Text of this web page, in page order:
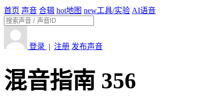
首页 声音 合辑 hot地图 new工具/实验 AI语音
登录 | 注册 发布声音
混音指南 356